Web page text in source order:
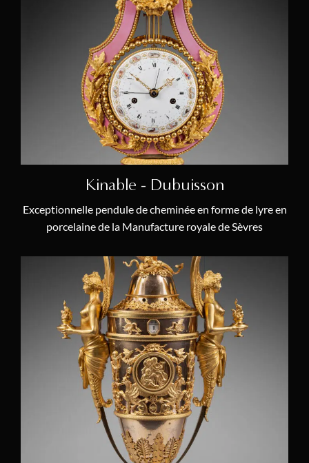
Pendule à Musique (1)
Pendule Char (2)
Pendule Lyre (3)
Pendule Mystérieuse (1)
Pendule Squelette (4)
Phases de la Lune (4)
(2)
Signes du Zodiaque (4)
Artistes
Louis Moinet ou Moynet (1)
Jean-Baptiste III Albert Baillon (1)
Jean-Joseph de Saint-Germain (1)
Jean Hauré (1)
Elie Barbezat (1)
Manufacture Dagoty et Honoré (1)
Claude Mathieu (1)
Kinable - Dubuisson
Exceptionnelle pendule de cheminée en forme de lyre en
porcelaine de la Manufacture royale de Sèvres